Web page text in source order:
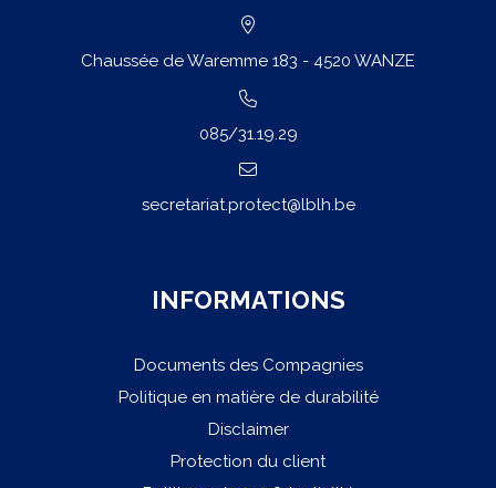
Chaussée de Waremme 183 - 4520 WANZE
085/31.19.29
secretariat.protect@lblh.be
INFORMATIONS
Documents des Compagnies
Politique en matière de durabilité
Disclaimer
Protection du client